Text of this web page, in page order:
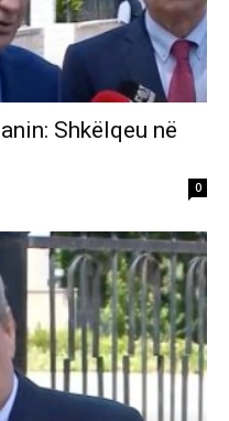
Shkëlqeu në
0